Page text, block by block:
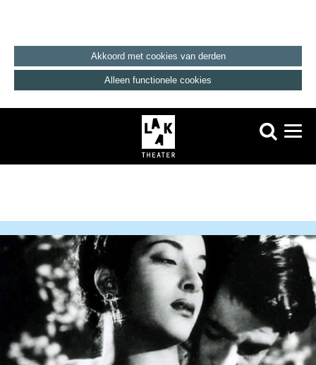
Akkoord met cookies van derden
Alleen functionele cookies